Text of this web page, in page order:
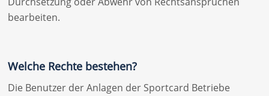
bearbeiten.
Welche Rechte bestehen?
Die Benutzer der Anlagen der Sportcard Betriebe